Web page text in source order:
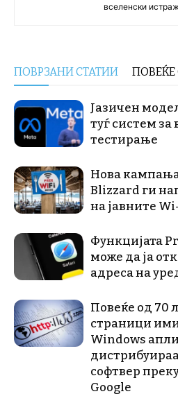
вселенски
ПОВРЗАНИ СТАТИИ ПОВЕЌЕ
Јазичен
туѓ систем за
тестирање
Нова
Blizzard ги
на јавните
Функцијата
може да ја
адреса на
Повеќе од 70
страници
Windows
софтвер
Google